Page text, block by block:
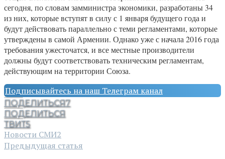
сегодня, по словам замминистра экономики, разработаны 34
из них, которые вступят в силу с 1 января будущего года и
будут действовать параллельно с теми регламентами, которые
утверждены в самой Армении. Однако уже с начала 2016 года
требования ужесточатся, и все местные производители
должны будут соответствовать техническим регламентам,
действующим на территории Союза.
Подписывайтесь на наш Телеграм канал
ПОДЕЛИТЬСЯ7
ПОДЕЛИТЬСЯ
ТВИТ5
Новости СМИ2
Предыдущая статья